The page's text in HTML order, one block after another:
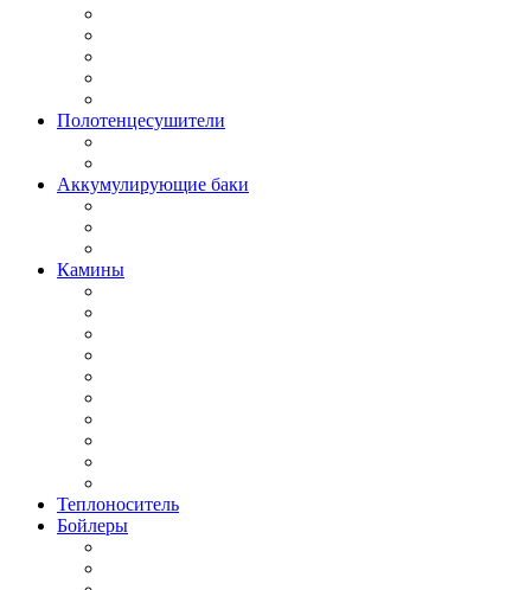
Полотенцесушители
Аккумулирующие баки
Камины
Теплоноситель
Бойлеры